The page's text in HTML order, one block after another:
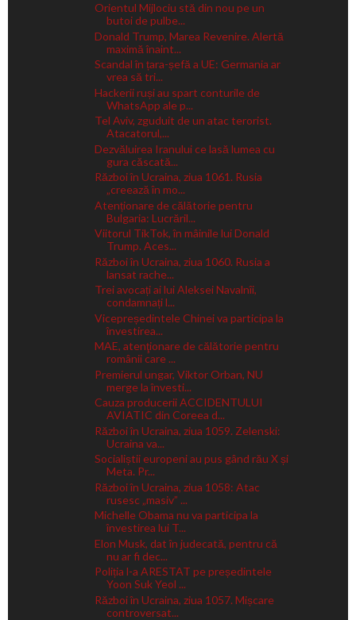
Orientul Mijlociu stă din nou pe un
butoi de pulbe...
Donald Trump, Marea Revenire. Alertă
maximă înaint...
Scandal în țara-șefă a UE: Germania ar
vrea să tri...
Hackerii ruși au spart conturile de
WhatsApp ale p...
Tel Aviv, zguduit de un atac terorist.
Atacatorul,...
Dezvăluirea Iranului ce lasă lumea cu
gura căscată...
Război în Ucraina, ziua 1061. Rusia
„creează în mo...
Atenționare de călătorie pentru
Bulgaria: Lucrăril...
Viitorul TikTok, în mâinile lui Donald
Trump. Aces...
Război în Ucraina, ziua 1060. Rusia a
lansat rache...
Trei avocați ai lui Aleksei Navalnîi,
condamnați l...
Vicepreședintele Chinei va participa la
învestirea...
MAE, atenţionare de călătorie pentru
românii care ...
Premierul ungar, Viktor Orban, NU
merge la învesti...
Cauza producerii ACCIDENTULUI
AVIATIC din Coreea d...
Război în Ucraina, ziua 1059. Zelenski:
Ucraina va...
Socialiștii europeni au pus gând rău X și
Meta. Pr...
Război în Ucraina, ziua 1058: Atac
rusesc „masiv” ...
Michelle Obama nu va participa la
învestirea lui T...
Elon Musk, dat în judecată, pentru că
nu ar fi dec...
Poliția l-a ARESTAT pe președintele
Yoon Suk Yeol ...
Război în Ucraina, ziua 1057. Mișcare
controversat...